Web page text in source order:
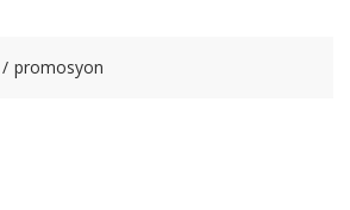
promosyon